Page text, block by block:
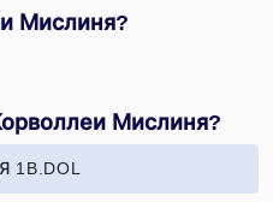
Мислиня?
Мислиня?